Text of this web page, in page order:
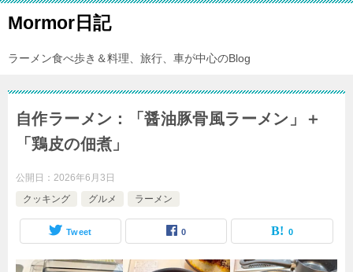
Mormor日記
ラーメン食べ歩き＆料理、旅行、車が中心のBlog
自作ラーメン：「醤油豚骨風ラーメン」＋
「鶏皮の佃煮」
公開日： 2026年6月3日
クッキング
グルメ ラーメン
Tweet 0 0